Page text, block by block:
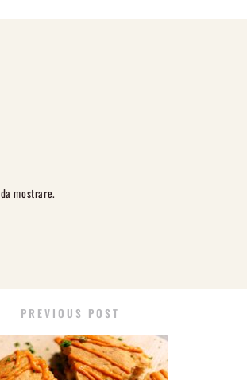
mostrare.
PREVIOUS POST